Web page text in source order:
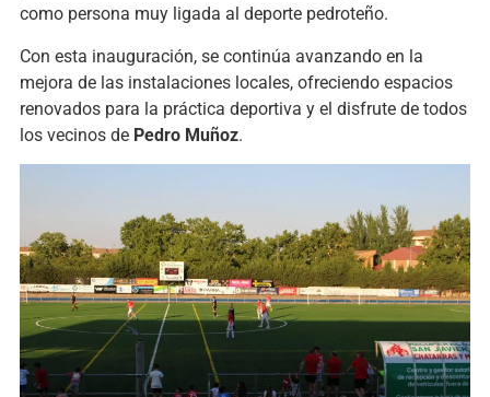
como persona muy ligada al deporte pedroteño.
Con esta inauguración, se continúa avanzando en la
mejora de las instalaciones locales, ofreciendo espacios
renovados para la práctica deportiva y el disfrute de todos
los vecinos de Pedro Muñoz.